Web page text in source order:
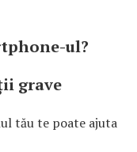
ul?
grave
tău te poate ajuta